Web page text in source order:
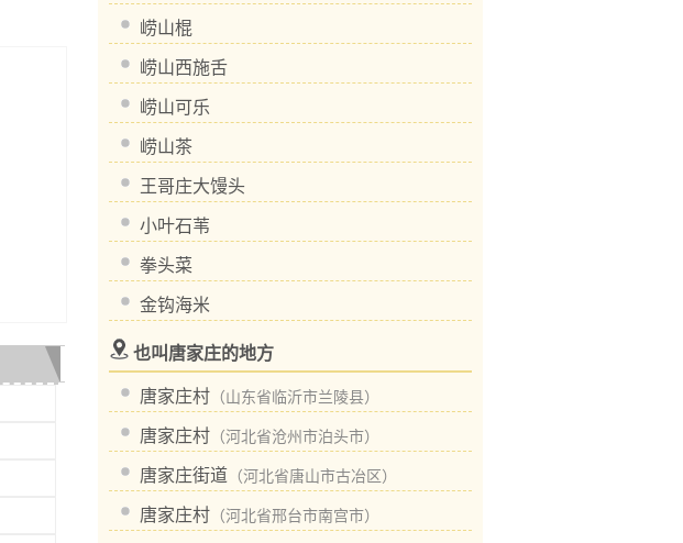
崂山棍
崂山西施舌
崂山可乐
崂山茶
王哥庄大馒头
小叶石苇
拳头菜
金钩海米
也叫唐家庄的地方
唐家庄村 （山东省临沂市兰陵县）
唐家庄村 （河北省沧州市泊头市）
唐家庄街道 （河北省唐山市古冶区）
唐家庄村 （河北省邢台市南宫市）